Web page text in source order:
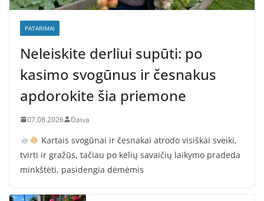
PATARIMAI
Neleiskite derliui supūti: po
kasimo svogūnus ir česnakus
apdorokite šia priemone
07.08.2026 Daiva
Kartais svogūnai ir česnakai atrodo visiškai sveiki,
tvirti ir gražūs, tačiau po kelių savaičių laikymo pradeda
minkštėti, pasidengia dėmėmis